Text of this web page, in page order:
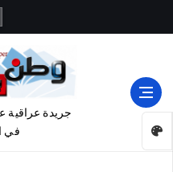
جريدة عراقية
في